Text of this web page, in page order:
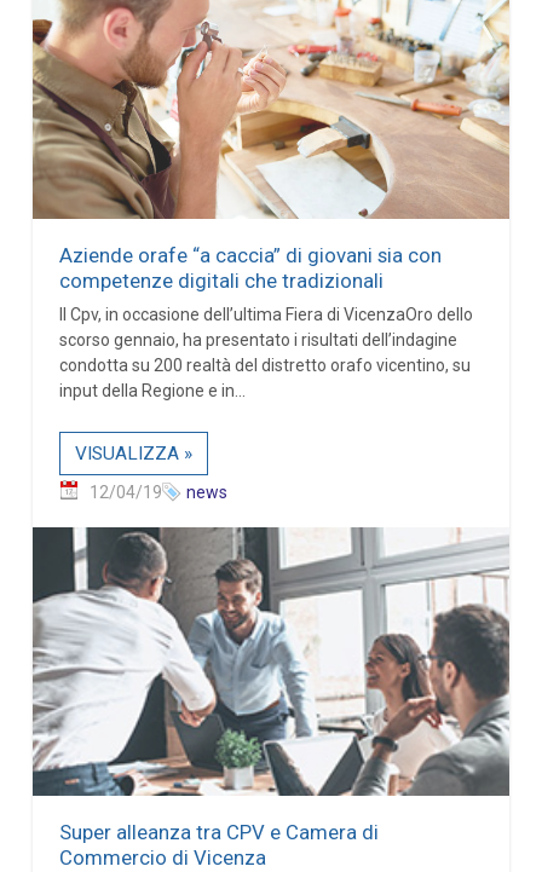
Aziende orafe “a caccia” di giovani sia con
competenze digitali che tradizionali
Il Cpv, in occasione dell’ultima Fiera di VicenzaOro dello
scorso gennaio, ha presentato i risultati dell’indagine
condotta su 200 realtà del distretto orafo vicentino, su
input della Regione e in...
VISUALIZZA »
12/04/19 news
Super alleanza tra CPV e Camera di
Commercio di Vicenza